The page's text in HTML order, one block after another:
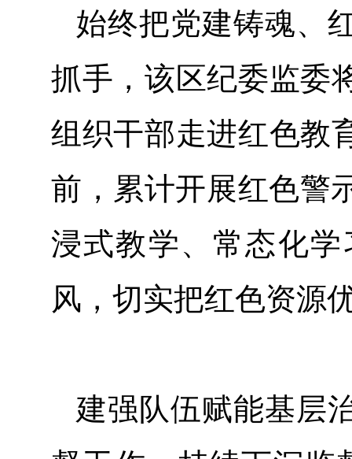
始终把党建铸魂、
抓手，该区纪委监委
组织干部走进红色教
前，累计开展红色警
浸式教学、常态化
风，切实把红色资源
建强队伍赋能基层